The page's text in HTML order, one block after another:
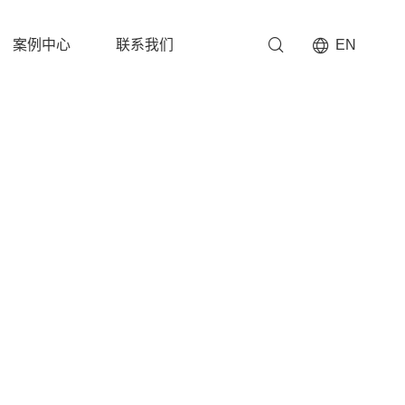
案例中心 联系我们 EN